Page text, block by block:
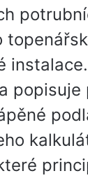
instalace.
popisuje